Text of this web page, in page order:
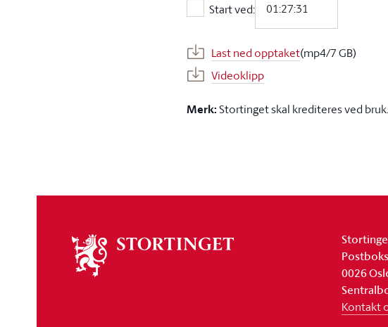
Start ved:
Start ved:
Last ned opptaket(mp4/7 GB)
Videoklipp
Merk:Stortinget skal krediteres ved bruk.
stortinget
0026
Kontakt